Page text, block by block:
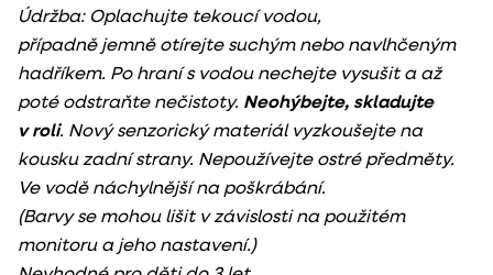
Údržba: Oplachujte tekoucí vodou,
případně jemně otírejte suchým nebo navlhčeným
hadříkem. Po hraní s vodou nechejte vysušit a až
poté odstraňte nečistoty. Neohýbejte, skladujte
v roli. Nový senzorický materiál vyzkoušejte na
kousku zadní strany. Nepoužívejte ostré předměty.
Ve vodě náchylnější na poškrábání.
(Barvy se mohou lišit v závislosti na použitém
monitoru a jeho nastavení.)